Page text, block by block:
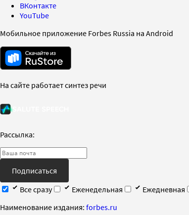
ВКонтакте
YouTube
Мобильное приложение Forbes Russia на Android
На сайте работает синтез речи
Рассылка:
Подписаться
Все сразу
Еженедельная Ежедневная
Наименование издания: forbes.ru